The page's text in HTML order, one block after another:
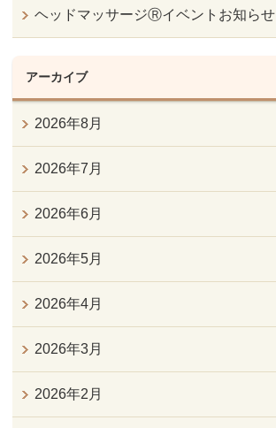
ヘッドマッサージⓇイベントお知らせ
アーカイブ
2026年8月
2026年7月
2026年6月
2026年5月
2026年4月
2026年3月
2026年2月